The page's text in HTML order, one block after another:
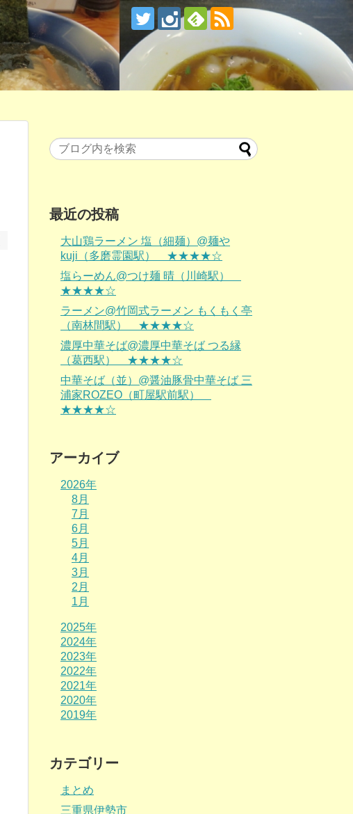
最近の投稿
大山鶏ラーメン 塩（細麺）@麺や
kuji（多磨霊園駅） ★★★★☆
塩らーめん@つけ麺 晴（川崎駅）
★★★★☆
ラーメン@竹岡式ラーメン もくもく亭
（南林間駅） ★★★★☆
濃厚中華そば@濃厚中華そば つる縁
（葛西駅） ★★★★☆
中華そば（並）@醤油豚骨中華そば 三
浦家ROZEO（町屋駅前駅）
★★★★☆
アーカイブ
2026年
8月
7月
6月
5月
4月
3月
2月
1月
2025年
2024年
2023年
2022年
2021年
2020年
2019年
カテゴリー
まとめ
三重県伊勢市